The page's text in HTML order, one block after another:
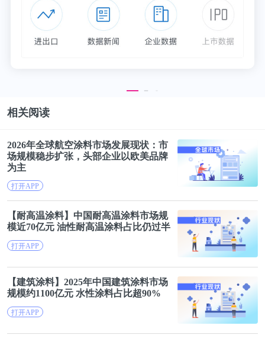
而在致股东信中，黄峥是这样说的，“为了确保拼多
多 10 年后的高速、高质量发展，那么有些探索现在
已经是正当其时了”，而自己作为创始人，跳脱出来
尽管大学时的专业是计算机，但黄峥心中始终有一个
的视频采访中，黄峥就表示，自己还是想当一名科学
家。
相关阅读
2026年全球航空涂料市场发展现状： 市
场规模稳步扩张，头部企业以欧美品牌
为主
打开APP
【耐高温涂料】中国耐高温涂料市场规
模近70亿元 油性耐高温涂料占比仍过半
打开APP
【建筑涂料】2025年中国建筑涂料市场
规模约1100亿元 水性涂料占比超90%
打开APP